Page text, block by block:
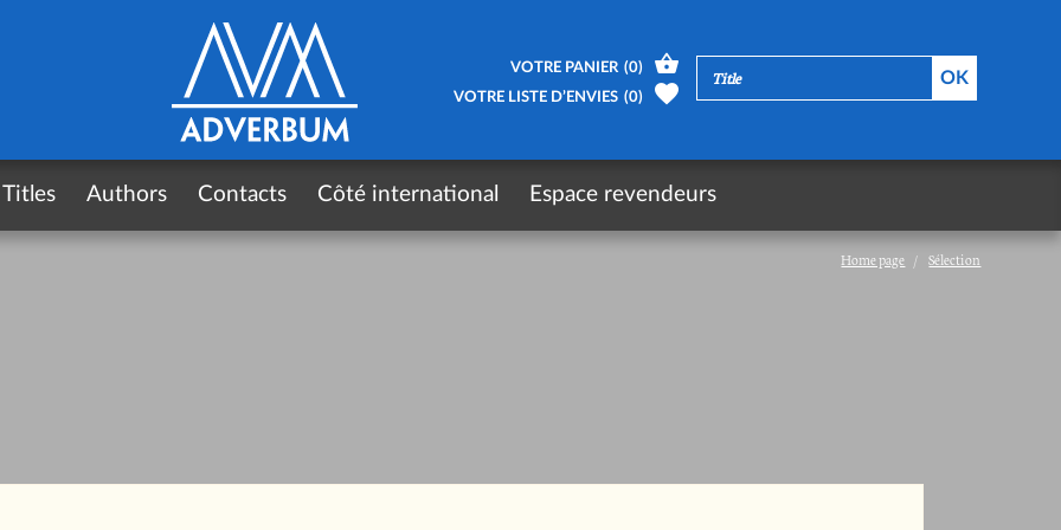
Home page Sélection
VOTRE PANIER (0)
VOTRE LISTE D’ENVIES (0)
Titles Authors Contacts Côté international Espace revendeurs